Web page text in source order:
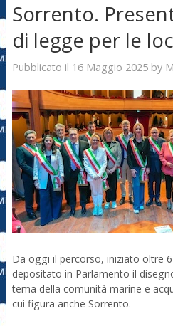
Sorrento.
di legge per le
Pubblicato il 16 Maggio 2025by
Da oggi il percorso, iniziato oltre
depositato in Parlamento il
tema della comunità marine e
cui figura anche Sorrento.